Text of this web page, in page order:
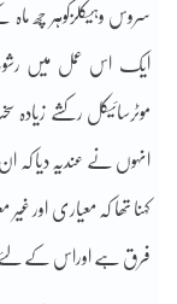
سروس وہیکلزکوہر چھ ماہ
ایک اس عمل میں
موٹرسائیکل رکشے
انہوں نے عندیہ دیا کہ
کہنا تھا کہ معیاری اور
فرق ہے اوراس کے لئے